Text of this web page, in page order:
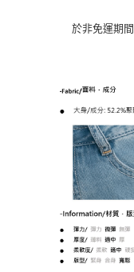
於非免運期